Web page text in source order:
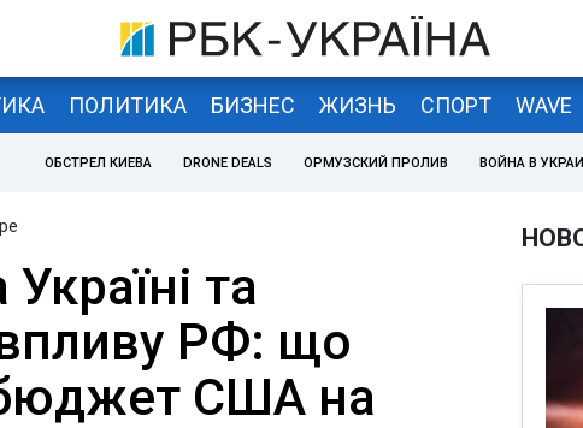
ПОЛИТИКА БИЗНЕС ЖИЗНЬ СПОРТ WAVE
ОБСТРЕЛ КИЕВА DRONE DEALS ОРМУЗСКИЙ ПРОЛИВ ВОЙНА В
та
РФ: що
США на